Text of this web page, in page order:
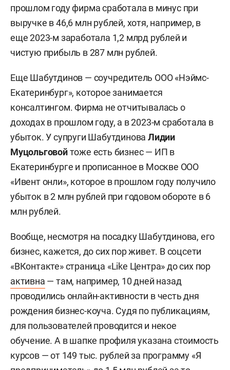
прошлом году фирма сработала в минус при
выручке в 46,6 млн рублей, хотя, например, в
еще 2023-м заработала 1,2 млрд рублей и
чистую прибыль в 287 млн рублей.
Еще Шабутдинов — соучредитель ООО «Нэймс-
Екатеринбург», которое занимается
консалтингом. Фирма не отчитывалась о
доходах в прошлом году, а в 2023-м сработала в
убыток. У супруги ШабутдиноваЛидии
Муцольговойтоже есть бизнес — ИП в
Екатеринбурге и прописанное в Москве ООО
«Ивент онли», которое в прошлом году получило
убыток в 2 млн рублей при годовом обороте в 6
млн рублей.
Вообще, несмотря на посадку Шабутдинова, его
бизнес, кажется, до сих пор живет. В соцсети
«ВКонтакте» страница «Like Центра» до сих пор
активна — там, например, 10 дней назад
проводились онлайн-активности в честь дня
рождения бизнес-коуча. Судя по публикациям,
для пользователей проводится и некое
обучение. А в шапке профиля указана стоимость
курсов — от 149 тыс. рублей за программу «Я